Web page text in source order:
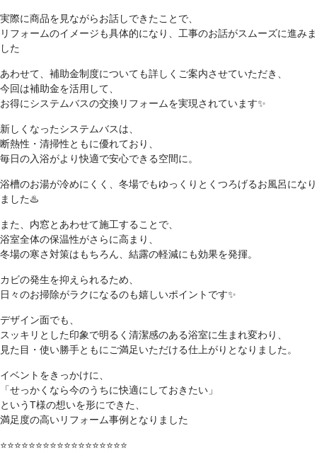
実際に商品を見ながらお話しできたことで、
リフォームのイメージも具体的になり、工事のお話がスムーズに進みま
した
あわせて、 補助金制度についても詳しくご案内させていただき、
今回は補助金を活用して、
お得にシステムバスの交換リフォームを実現されています✨
新しくなったシステムバスは、
断熱性・清掃性ともに優れており、
毎日の入浴がより快適で安心できる空間に。
浴槽のお湯が冷めにくく、冬場でもゆっくりとくつろげるお風呂になり
ました♨️
また、内窓とあわせて施工することで、
浴室全体の保温性がさらに高まり、
冬場の寒さ対策はもちろん、結露の軽減にも効果を発揮。
カビの発生を抑えられるため、
日々のお掃除がラクになるのも嬉しいポイントです✨
デザイン面でも、
スッキリとした印象で明るく清潔感のある浴室に生まれ変わり、
見た目・使い勝手ともにご満足いただける仕上がりとなりました。
イベントをきっかけに、
「せっかくなら今のうちに快適にしておきたい」
というT様の想いを形にできた、
満足度の高いリフォーム事例となりました
⭐️⭐️⭐️⭐️⭐️⭐️⭐️⭐️⭐️⭐️⭐️⭐️⭐️⭐️⭐️⭐️⭐️⭐️